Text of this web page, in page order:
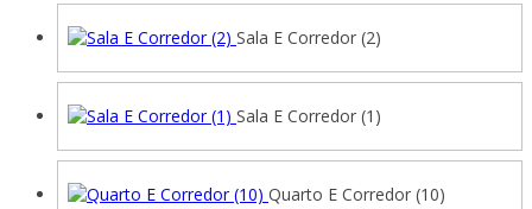
Sala E Corredor (2)
Sala E Corredor (1)
Quarto E Corredor (10)